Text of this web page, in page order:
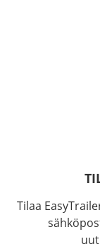
Tilaa